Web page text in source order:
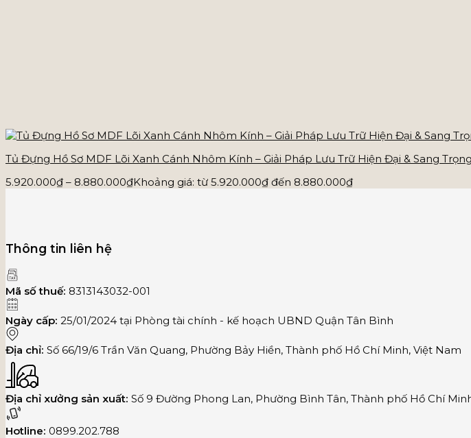
Tủ Đựng Hồ Sơ MDF Lõi Xanh Cánh Nhôm Kính – Giải Pháp Lưu Trữ Hiện Đại & Sang
5.920.000₫ – 8.880.000₫Khoảng giá: từ 5.920.000₫ đến 8.880.000₫
Thông tin liên hệ
Mã số thuế: 8313143032-001
Ngày cấp: 25/01/2024 tại Phòng tài chính - kế hoạch UBND Quận Tân Bình
Địa chỉ: Số 66/19/6 Trần Văn Quang, Phường Bảy Hiền, Thành phố Hồ Chí Minh, Việt Nam
Địa chỉ xưởng sản xuất: Số 9 Đường Phong Lan, Phường Bình Tân, Thành phố Hồ Chí
Hotline: 0899.202.788